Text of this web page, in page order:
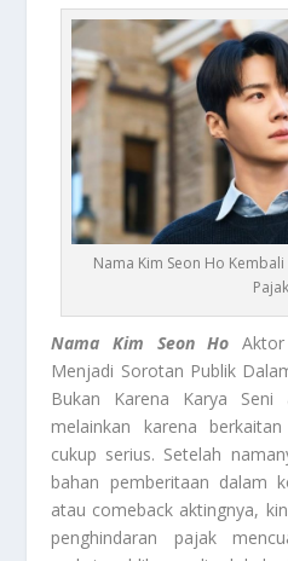
Nama Kim Seon Ho
Pajak
Nama Kim Seon Ho
Menjadi Sorotan Publik
Bukan Karena Karya Seni
melainkan karena
cukup serius. Setelah
bahan pemberitaan dalam
atau comeback aktingnya,
penghindaran pajak